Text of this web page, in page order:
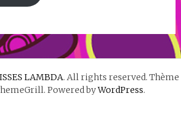
LAMBDA. All rights reserved. Thème
Powered byWordPress.